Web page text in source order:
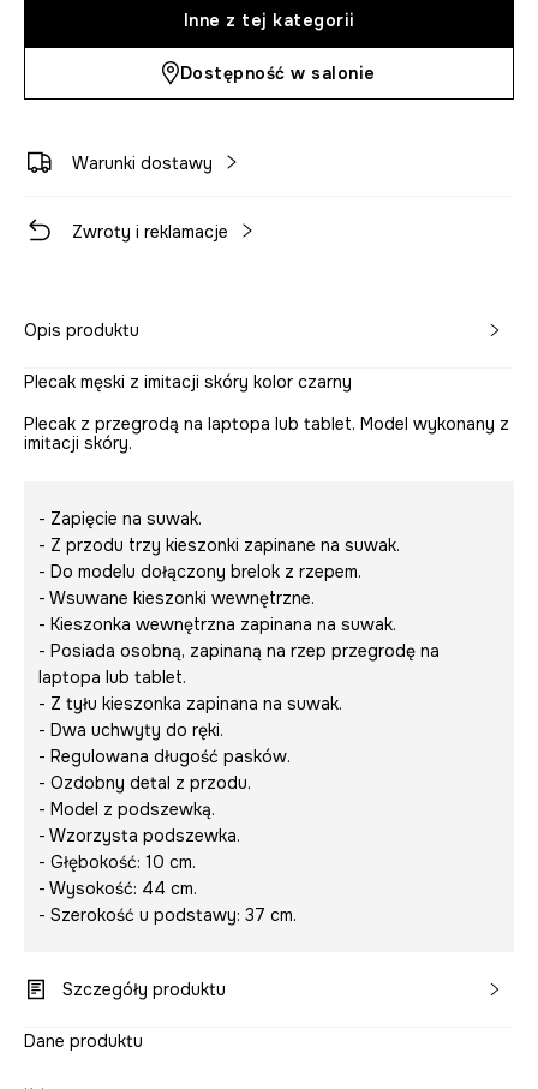
Inne z tej kategorii
Dostępność w salonie
Warunki dostawy
Zwroty i reklamacje
Opis produktu
Plecak męski z imitacji skóry kolor czarny
Plecak z przegrodą na laptopa lub tablet. Model wykonany z
imitacji skóry.
- Zapięcie na suwak.
- Z przodu trzy kieszonki zapinane na suwak.
- Do modelu dołączony brelok z rzepem.
- Wsuwane kieszonki wewnętrzne.
- Kieszonka wewnętrzna zapinana na suwak.
- Posiada osobną, zapinaną na rzep przegrodę na
laptopa lub tablet.
- Z tyłu kieszonka zapinana na suwak.
- Dwa uchwyty do ręki.
- Regulowana długość pasków.
- Ozdobny detal z przodu.
- Model z podszewką.
- Wzorzysta podszewka.
- Głębokość: 10 cm.
- Wysokość: 44 cm.
- Szerokość u podstawy: 37 cm.
Szczegóły produktu
Dane produktu